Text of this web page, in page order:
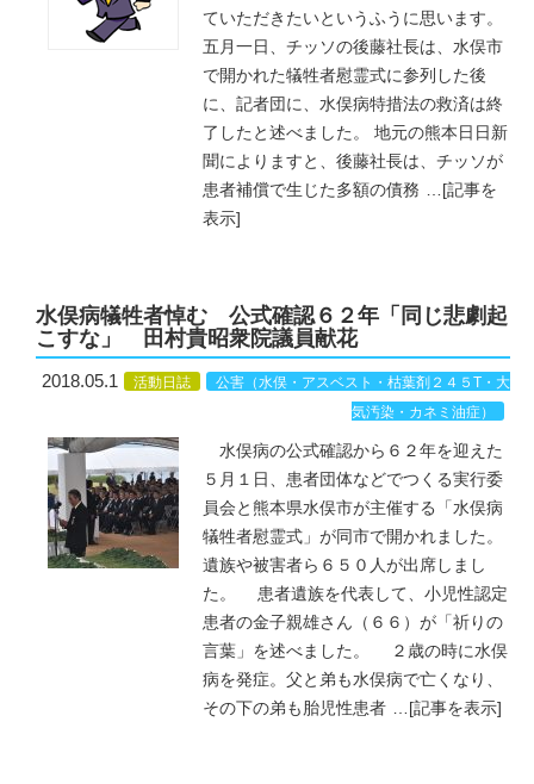
ていただきたいというふうに思います。
五月一日、チッソの後藤社長は、水俣市
で開かれた犠牲者慰霊式に参列した後
に、記者団に、水俣病特措法の救済は終
了したと述べました。 地元の熊本日日新
聞によりますと、後藤社長は、チッソが
患者補償で生じた多額の債務 … [記事を
表示]
水俣病犠牲者悼む 公式確認６２年「同じ悲劇起
こすな」 田村貴昭衆院議員献花
2018.05.1 活動日誌
公害（水俣・アスベスト・枯葉剤２４５T・大
気汚染・カネミ油症）
水俣病の公式確認から６２年を迎えた
５月１日、患者団体などでつくる実行委
員会と熊本県水俣市が主催する「水俣病
犠牲者慰霊式」が同市で開かれました。
遺族や被害者ら６５０人が出席しまし
た。 患者遺族を代表して、小児性認定
患者の金子親雄さん（６６）が「祈りの
言葉」を述べました。 ２歳の時に水俣
病を発症。父と弟も水俣病で亡くなり、
その下の弟も胎児性患者 … [記事を表示]